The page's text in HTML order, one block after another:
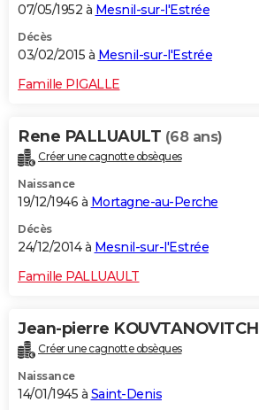
07/05/1952 à Mesnil-sur-l'Estrée
Décès
03/02/2015 à Mesnil-sur-l'Estrée
Famille PIGALLE
Rene PALLUAULT (68 ans)
Créer une cagnotte obsèques
Naissance
19/12/1946 à Mortagne-au-Perche
Décès
24/12/2014 à Mesnil-sur-l'Estrée
Famille PALLUAULT
Jean-pierre KOUVTANOVITCH
Créer une cagnotte obsèques
Naissance
14/01/1945 à Saint-Denis